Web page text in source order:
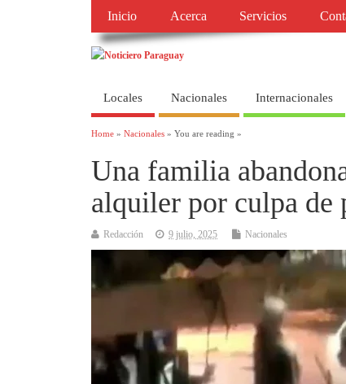
Inicio Acerca Servicios
Locales Nacionales Internacionales
Home » Nacionales » You are reading »
Una familia
alquiler por culpa de
Redacción 9 julio, 2025 Nacionales